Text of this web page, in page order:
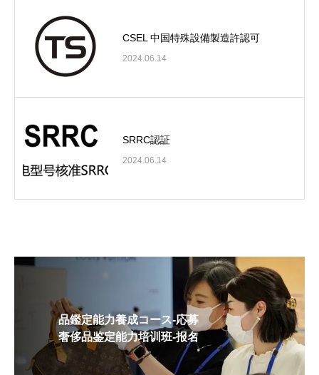
CSEL 中国特殊設備製造許認可
2024.06.14
SRRC認証
2024.06.14
品鑑定能力養成コース-応募
奢侈品鉴定能力培训班-报名